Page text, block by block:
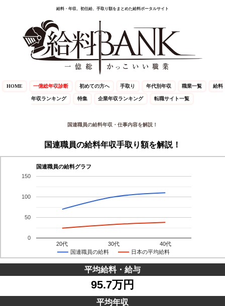
給料・年収、初任給、手取り額をまとめた給料ポータルサイト
HOME 一億総年収診断 初めての方へ 手取り 年代別年収 職業一覧 給料
年収ランキング 特集 企業年収ランキング 転職サイト一覧
国連職員の給料年収・仕事内容を解説！
国連職員の給料年収手取り額を解説！
国連職員の給料グラフ
国連職員の給料 日本の平均給料
20代 30代 40代
0
50
100
150
平均給料・給与
95.7万円
平均年収